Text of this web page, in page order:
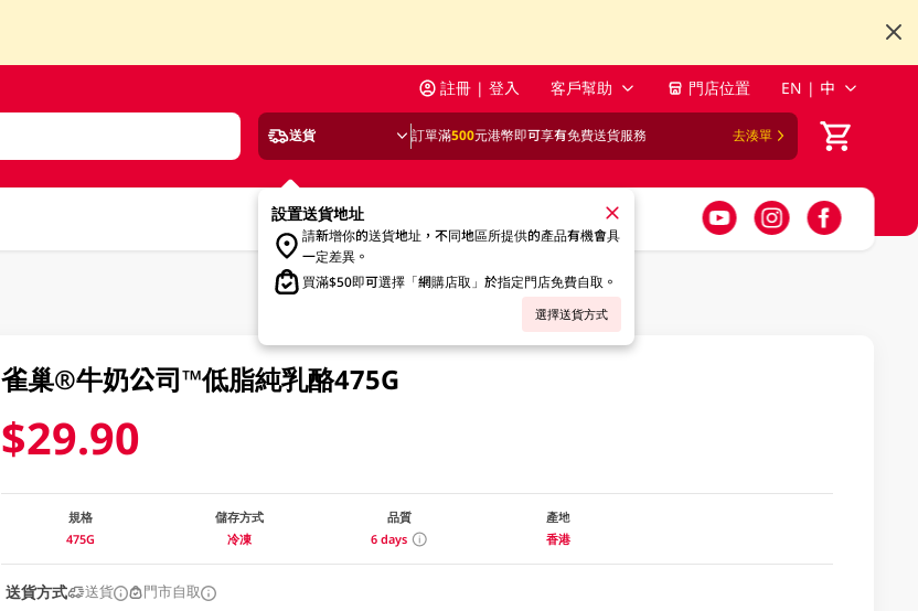
註冊 | 登入 客戶幫助 門店位置 EN | 中
送貨 訂單滿500元港幣即可享有免費送貨服務 去湊單
設置送貨地址
請新增你的送貨地址，不同地區所提供的產品有機會具
一定差異。
買滿$50即可選擇「網購店取」於指定門店免費自取。
選擇送貨方式
雀巢®牛奶公司™低脂純乳酪475G
$29.90
規格
475G
儲存方式
冷凍
品質
6 days
產地
香港
送貨方式 送貨 門市自取